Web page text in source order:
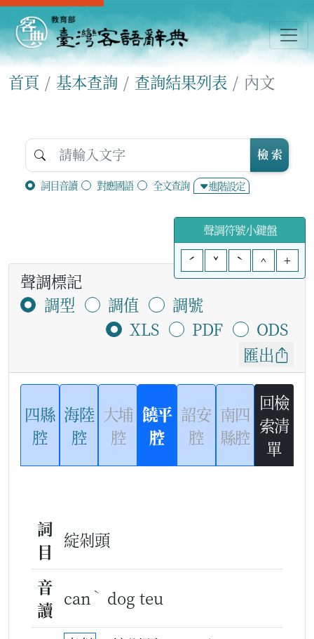
首頁 基本查詢 查詢結果列表 內文
詞目音讀 對應國語 全文查詢 進階設定
檢 索
聲調符號小鍵盤
ˊ
ˇ ˋ ^ +
聲調標記
調型
調值
調號
XLS
PDF
ODS
匯出
四縣
腔
海陸
腔
大埔
腔
饒平
腔
詔安
腔
南四
縣腔
回檢
索清
單
詞
目
綻剁頭
音
讀
can ˋ dog teu